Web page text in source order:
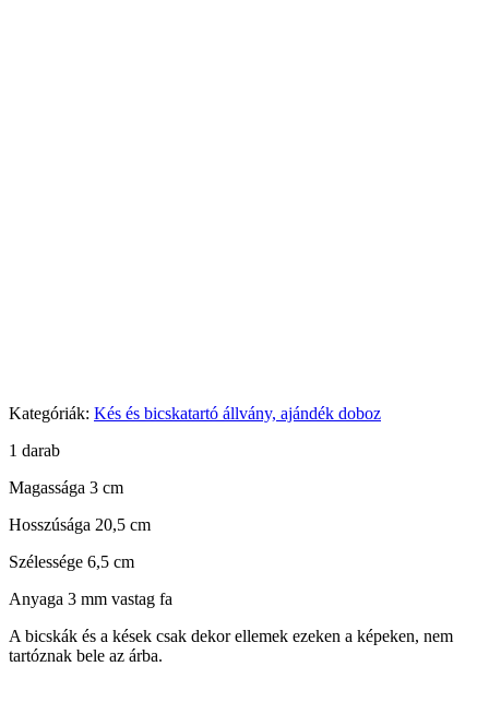
Kategóriák: Kés és bicskatartó állvány, ajándék doboz
1 darab
Magassága 3 cm
Hosszúsága 20,5 cm
Szélessége 6,5 cm
Anyaga 3 mm vastag fa
A bicskák és a kések csak dekor ellemek ezeken a képeken, nem
tartóznak bele az árba.